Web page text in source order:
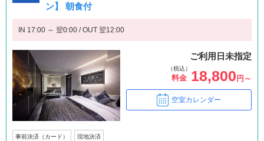
ン】 朝食付
IN 17:00 ～ 翌0:00 / OUT 翌12:00
ご利用日未指定
（税込）
料金 18,800 円～
空室カレンダー
事前決済（カード） 現地決済